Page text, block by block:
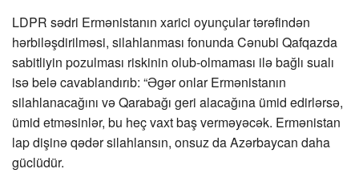
LDPR sədri Ermənistanın xarici oyunçular tərəfindən
hərbiləşdirilməsi, silahlanması fonunda Cənubi Qafqazda
sabitliyin pozulması riskinin olub-olmaması ilə bağlı sualı
isə belə cavablandırıb: “Əgər onlar Ermənistanın
silahlanacağını və Qarabağı geri alacağına ümid edirlərsə,
ümid etməsinlər, bu heç vaxt baş verməyəcək. Ermənistan
lap dişinə qədər silahlansın, onsuz da Azərbaycan daha
güclüdür.